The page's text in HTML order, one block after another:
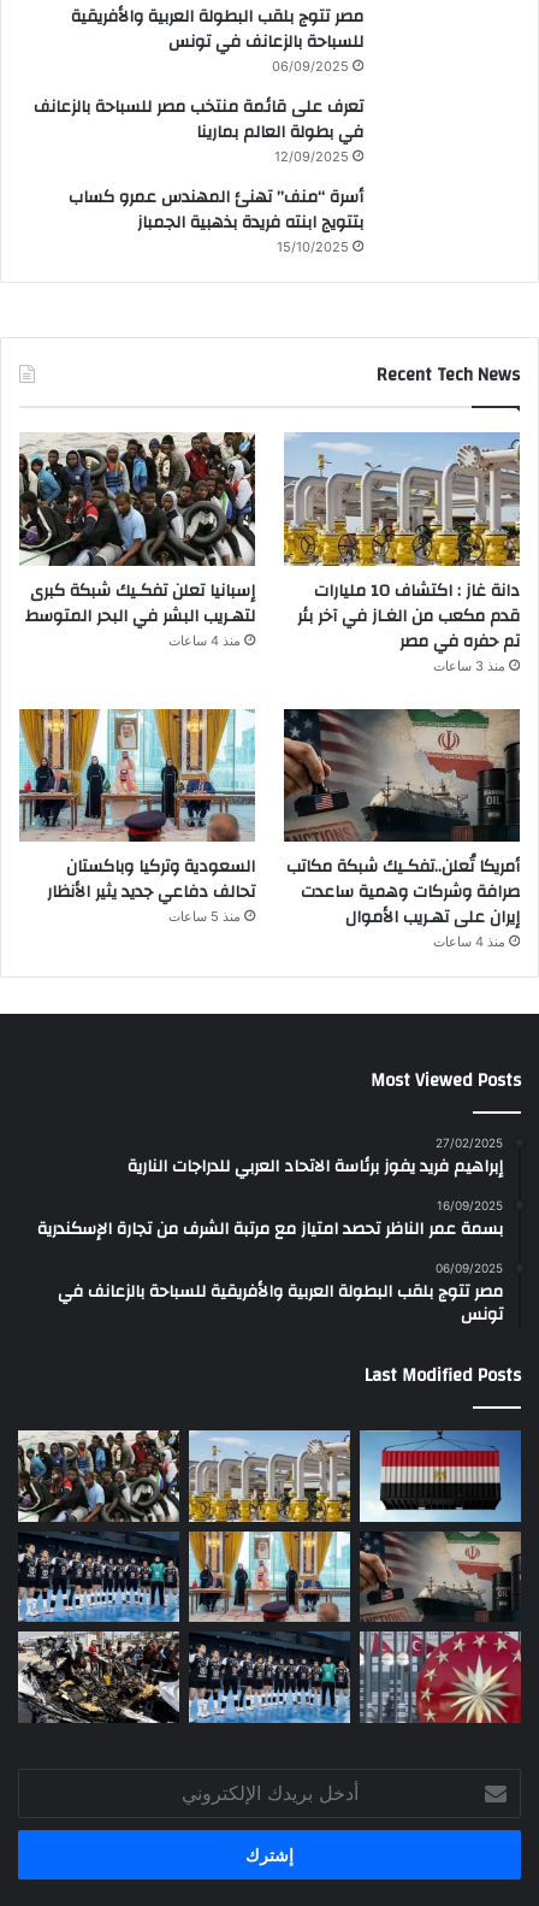
مصر تتوج بلقب البطولة العربية والأفريقية
للسباحة بالزعانف في تونس
06/09/2025
تعرف على قائمة منتخب مصر للسباحة بالزعانف
في بطولة العالم بمارينا
12/09/2025
أسرة “منف” تهنئ المهندس عمرو كساب
بتتويج ابنته فريدة بذهبية الجمباز
15/10/2025
Recent Tech News
دانة غاز : اكتشاف 10 مليارات
قدم مكعب من الغـاز في آخر بئر
تم حفره في مصر
منذ 3 ساعات
إسبانيا تعلن تفكـيك شبكة كبرى
لتهـريب البشر في البحر المتوسط
منذ 4 ساعات
أمريكا تُعلن..تفكـيك شبكة مكاتب
صرافة وشركات وهمية ساعدت
إيران على تهـريب الأموال
منذ 4 ساعات
السعودية وتركيا وباكستان
تحالف دفاعي جديد يثير الأنظار
منذ 5 ساعات
Most Viewed Posts
27/02/2025
إبراهيم فريد يفوز برئاسة الاتحاد العربي للدراجات النارية
16/09/2025
بسمة عمر الناظر تحصد امتياز مع مرتبة الشرف من تجارة الإسكندرية
06/09/2025
مصر تتوج بلقب البطولة العربية والأفريقية للسباحة بالزعانف في
تونس
Last Modified Posts
بريدك
الإلكتروني